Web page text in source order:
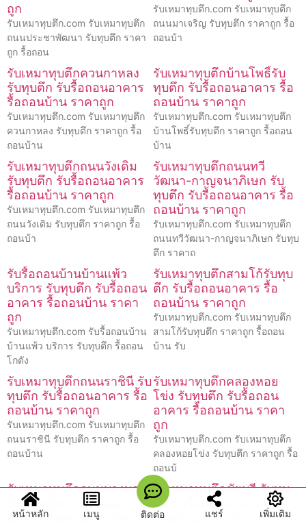
ถูก
รับเหมาทุบตึก.com รับเหมาทุบตึก
ถนนประชาพัฒนา รับทุบตึก ราคา
ถูก รื้อถอน
รับเหมาทุบตึก.com รับเหมาทุบตึก
ถนนมาเจริญ รับทุบตึก ราคาถูก รื้อ
ถอนบ้า
รับเหมาทุบตึกควนกาหลง
รับทุบตึก รับรื้อถอนอาคาร
รื้อถอนบ้าน ราคาถูก
รับเหมาทุบตึก.com รับเหมาทุบตึก
ควนกาหลง รับทุบตึก ราคาถูก รื้อ
ถอนบ้าน
รับเหมาทุบตึกบ้านโพธิ์รับ
ทุบตึก รับรื้อถอนอาคาร รื้อ
ถอนบ้าน ราคาถูก
รับเหมาทุบตึก.com รับเหมาทุบตึก
บ้านโพธิ์รับทุบตึก ราคาถูก รื้อถอน
บ้าน
รับเหมาทุบตึกถนนวังเดิม
รับทุบตึก รับรื้อถอนอาคาร
รื้อถอนบ้าน ราคาถูก
รับเหมาทุบตึก.com รับเหมาทุบตึก
ถนนวังเดิม รับทุบตึก ราคาถูก รื้อ
ถอนบ้า
รับเหมาทุบตึกถนนทวี
วัฒนา-กาญจนาภิเษก รับ
ทุบตึก รับรื้อถอนอาคาร รื้อ
ถอนบ้าน ราคาถูก
รับเหมาทุบตึก.com รับเหมาทุบตึก
ถนนทวีวัฒนา-กาญจนาภิเษก รับทุบ
ตึก ราคาถ
รับรื้อถอนบ้านบ้านแพ้ว
บริการ รับทุบตึก รับรื้อถอน
อาคาร รื้อถอนบ้าน ราคา
ถูก
รับเหมาทุบตึก.com รับรื้อถอนบ้าน
บ้านแพ้ว บริการ รับทุบตึก รื้อถอน
โกดัง
รับเหมาทุบตึกสามโก้รับทุบ
ตึก รับรื้อถอนอาคาร รื้อ
ถอนบ้าน ราคาถูก
รับเหมาทุบตึก.com รับเหมาทุบตึก
สามโก้รับทุบตึก ราคาถูก รื้อถอน
บ้าน รับ
รับเหมาทุบตึกถนนราชินี รับ
ทุบตึก รับรื้อถอนอาคาร รื้อ
ถอนบ้าน ราคาถูก
รับเหมาทุบตึก.com รับเหมาทุบตึก
ถนนราชินี รับทุบตึก ราคาถูก รื้อ
ถอนบ้าน
รับเหมาทุบตึกคลองหอย
โข่ง รับทุบตึก รับรื้อถอน
อาคาร รื้อถอนบ้าน ราคา
ถูก
รับเหมาทุบตึก.com รับเหมาทุบตึก
คลองหอยโข่ง รับทุบตึก ราคาถูก รื้อ
ถอนบ้
รับเหมาทุบตึกถนนบางบอน
3 รับทุบตึก รับรื้อถอน
อาคาร รื้อถอนบ้าน ราคา
รับเหมาทุบตึกชัยบุรี รับทุบ
ตึก รับรื้อถอนอาคาร รื้อ
ถอนบ้าน ราคาถูก
หน้าหลัก เมนู ติดต่อ แชร์ เพิ่มเติม